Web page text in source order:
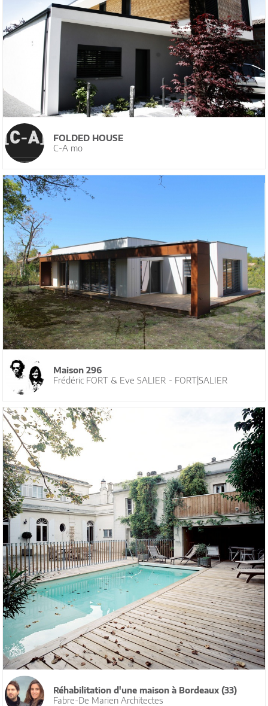
FOLDED HOUSE
C-A mo
Maison 296
Frédéric FORT & Eve SALIER - FORT|SALIER
Réhabilitation d'une maison à Bordeaux (33)
Fabre-De Marien Architectes